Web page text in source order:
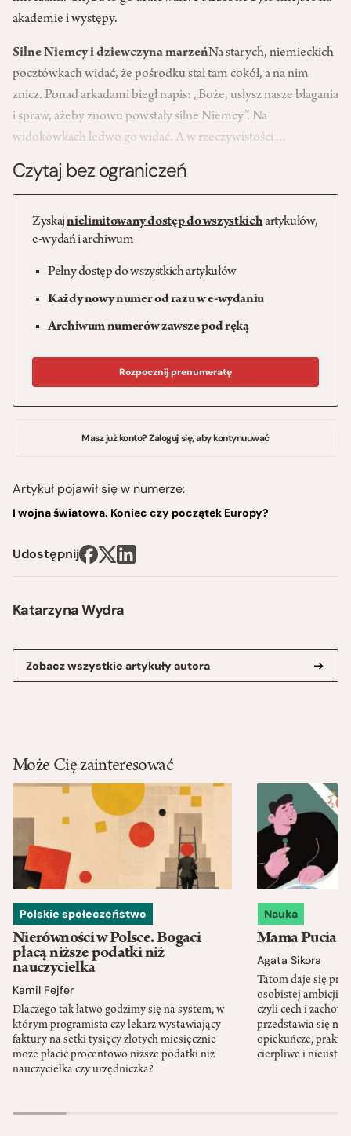
Katarzyna Wydra
Zobacz wszystkie artykuły autora
akademie i występy.
Silne Niemcy i dziewczyna marzeńNa starych, niemieckich
pocztówkach widać, że pośrodku stał tam cokół, a na nim
znicz. Ponad arkadami biegł napis: „Boże, usłysz nasze błagania
i spraw, ażeby znowu powstały silne Niemcy”. Na
widokówkach ledwo go widać. A w rzeczywistości…
Czytaj bez ograniczeń
Zyskajnielimitowany dostęp do wszystkichartykułów,
e-wydań i archiwum
Pełny dostęp do wszystkich artykułów
Każdy nowy numer od razu w e-wydaniu
Archiwum numerów zawsze pod ręką
Rozpocznij prenumeratę
Masz już konto? Zaloguj się, aby kontynuuwać
Artykuł pojawił się w numerze:
I wojna światowa. Koniec czy początek Europy?
Udostępnij
Może Cię zainteresować
Polskie społeczeństwo
Nierówności w Polsce. Bogaci
płacą niższe podatki niż
nauczycielka
Kamil Fejfer
Dlaczego tak łatwo godzimy się na system, w
którym programista czy lekarz wystawiający
faktury na setki tysięcy złotych miesięcznie
może płacić procentowo niższe podatki niż
nauczycielka czy urzędniczka?
Nauka
Mama Pucia
Agata Sikora
Tatom daje się
osobistej ambicji,
czyli cech i
przedstawia się
opiekuńcze,
cierpliwe i